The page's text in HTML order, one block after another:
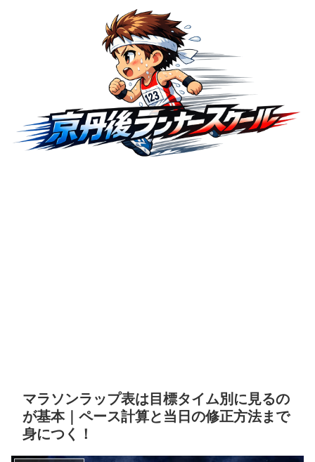
マラソンラップ表は目標タイム別に見るの
が基本｜ペース計算と当日の修正方法まで
身につく！